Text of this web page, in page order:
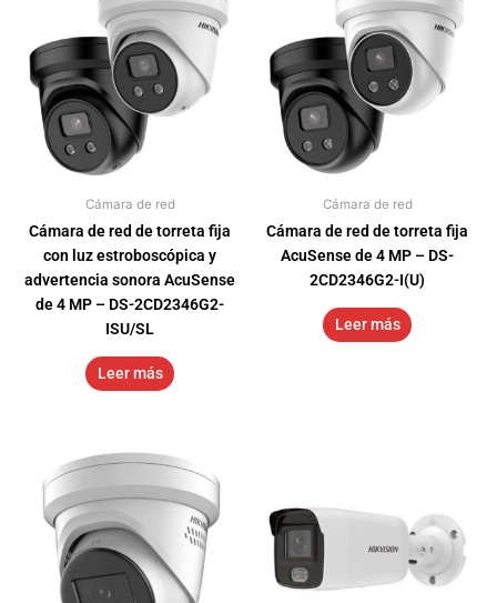
Cámara de red
Cámara de red de torreta fija
con luz estroboscópica y
advertencia sonora AcuSense
de 4 MP – DS-2CD2346G2-
ISU/SL
Leer más
Cámara de red
Cámara de red de torreta fija
AcuSense de 4 MP – DS-
2CD2346G2-I(U)
Leer más